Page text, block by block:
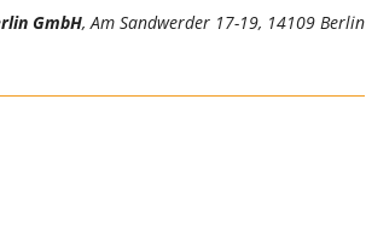
GmbH, Am Sandwerder 17-19, 14109 Berlin